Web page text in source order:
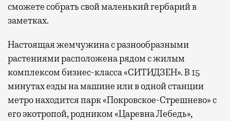
сможете собрать свой маленький гербарий в
заметках.
Настоящая жемчужина с разнообразными
растениями расположена рядом с жилым
комплексом бизнес-класса «СИТИДЗЕН». В 15
минутах езды на машине или в одной станции
метро находится парк «Покровское-Стрешнево» с
его экотропой, родником «Царевна Лебедь»,